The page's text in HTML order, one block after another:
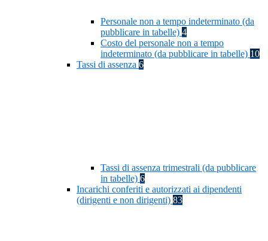
Personale non a tempo indeterminato (da
pubblicare in tabelle) 4
Costo del personale non a tempo
indeterminato (da pubblicare in tabelle) 10
Tassi di assenza 6
Tassi di assenza trimestrali (da pubblicare
in tabelle) 6
Incarichi conferiti e autorizzati ai dipendenti
(dirigenti e non dirigenti) 83